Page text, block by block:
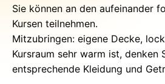
Sie können an den aufeinander
Kursen teilnehmen.
Mitzubringen: eigene Decke,
Kursraum sehr warm ist, denken
entsprechende Kleidung und